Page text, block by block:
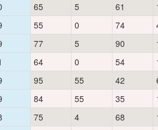
65 5 61
55 0 74
77 5 90
64 0 54
95 55 42
84 55 35
75 4 68